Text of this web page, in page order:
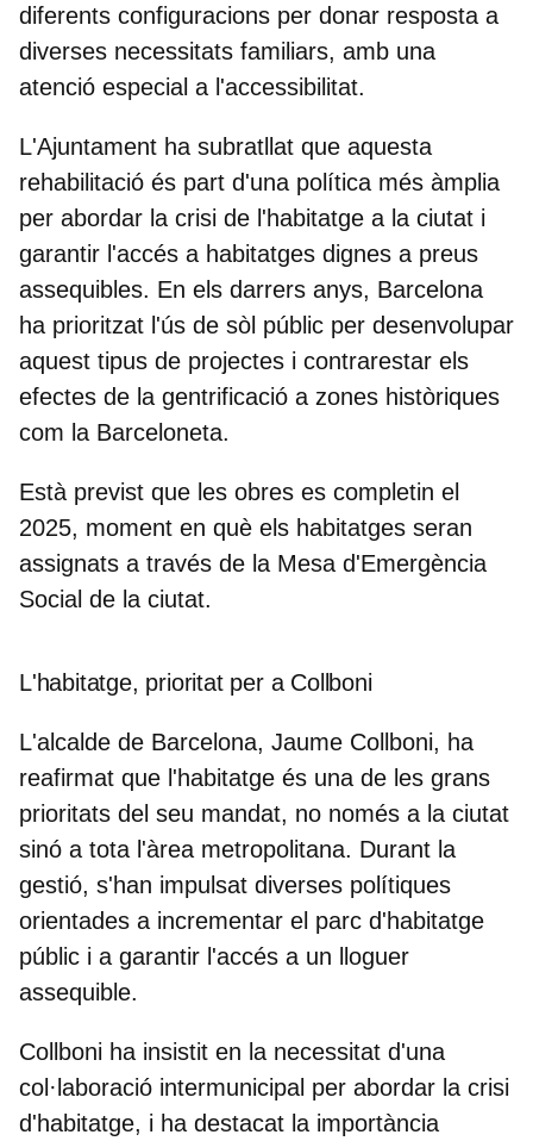
diferents configuracions per donar resposta a
diverses necessitats familiars, amb una
atenció especial a l'accessibilitat.
L'Ajuntament ha subratllat que aquesta
rehabilitació és part d'una política més àmplia
per abordar la crisi de l'habitatge a la ciutat i
garantir l'accés a habitatges dignes a preus
assequibles. En els darrers anys, Barcelona
ha prioritzat l'ús de sòl públic per desenvolupar
aquest tipus de projectes i contrarestar els
efectes de la gentrificació a zones històriques
com la Barceloneta.
Està previst que les obres es completin el
2025, moment en què els habitatges seran
assignats a través de la Mesa d'Emergència
Social de la ciutat.
L'habitatge, prioritat per a Collboni
L'alcalde de Barcelona, Jaume Collboni, ha
reafirmat que l'habitatge és una de les grans
prioritats del seu mandat, no només a la ciutat
sinó a tota l'àrea metropolitana. Durant la
gestió, s'han impulsat diverses polítiques
orientades a incrementar el parc d'habitatge
públic i a garantir l'accés a un lloguer
assequible.
Collboni ha insistit en la necessitat d'una
col·laboració intermunicipal per abordar la crisi
d'habitatge, i ha destacat la importància